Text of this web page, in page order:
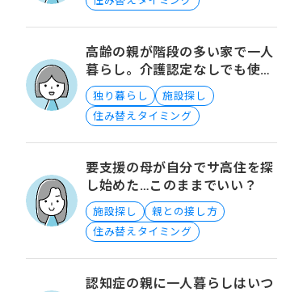
高齢の親が階段の多い家で一人
暮らし。介護認定なしでも使え
る住まいの支援制度は？
独り暮らし
施設探し
住み替えタイミング
要支援の母が自分でサ高住を探
し始めた…このままでいい？
施設探し
親との接し方
住み替えタイミング
認知症の親に一人暮らしはいつ